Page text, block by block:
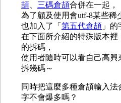
頡、 三碼倉頡合併在一起，
為了顧及使用會utf-8某些稀
也加入了「 第五代倉頡 」的
在下面所介紹的特殊版本裡
的拆碼，
使用者隨時可以看自己高
拆幾碼～
同時把這麼多種倉頡輸入
字不會爆多嗎？